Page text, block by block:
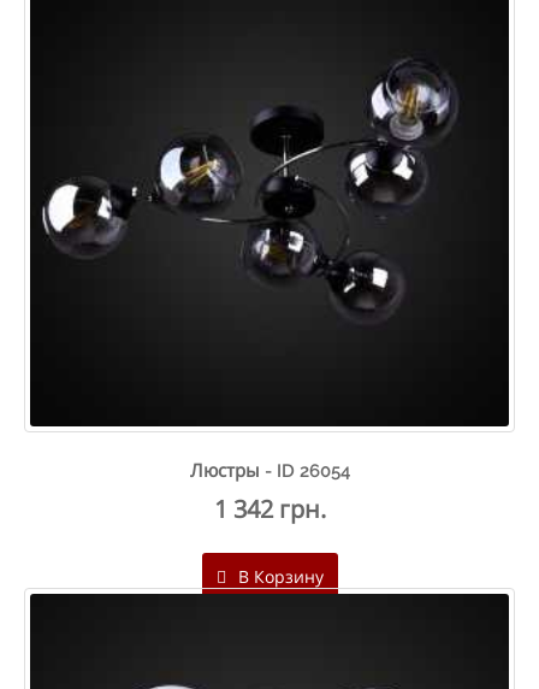
Люстры - ID 26054
1 342 грн.
В Корзину